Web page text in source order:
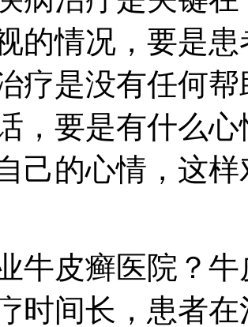
的情况，要是
疗是没有任何
，要是有什么
己的心情，这
牛皮癣医院？
时间长，患者